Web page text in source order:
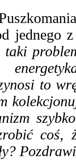
jednego
to
coś,